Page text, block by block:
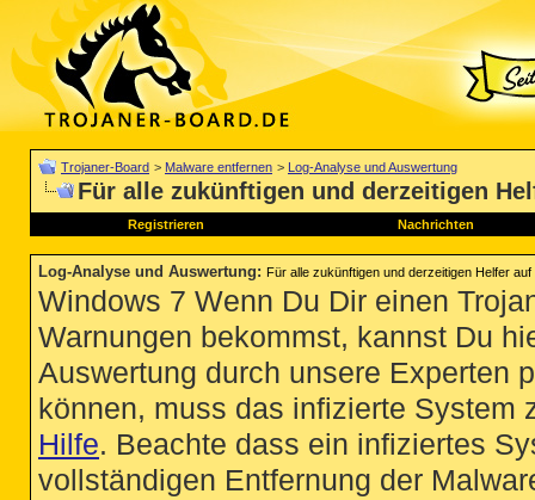
Trojaner-Board > Malware entfernen > Log-Analyse und Auswertung
Für alle zukünftigen und derzeitigen
Registrieren Nachrichten
Log-Analyse und Auswertung: Für alle zukünftigen und derzeitigen Helfer
Windows 7 Wenn Du Dir einen
Warnungen bekommst, kannst Du
Auswertung durch unsere Experten
können, muss das infizierte System
Hilfe. Beachte dass ein infiziertes
vollständigen Entfernung der